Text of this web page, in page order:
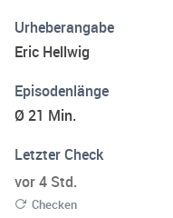
Urheberangabe
Eric Hellwig
Episodenlänge
Ø 21 Min.
Letzter Check
vor 4 Std.
Checken